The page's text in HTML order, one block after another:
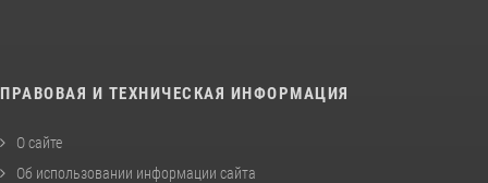
ПРАВОВАЯ И ТЕХНИЧЕСКАЯ ИНФОРМАЦИЯ
О сайте
Об использовании информации сайта